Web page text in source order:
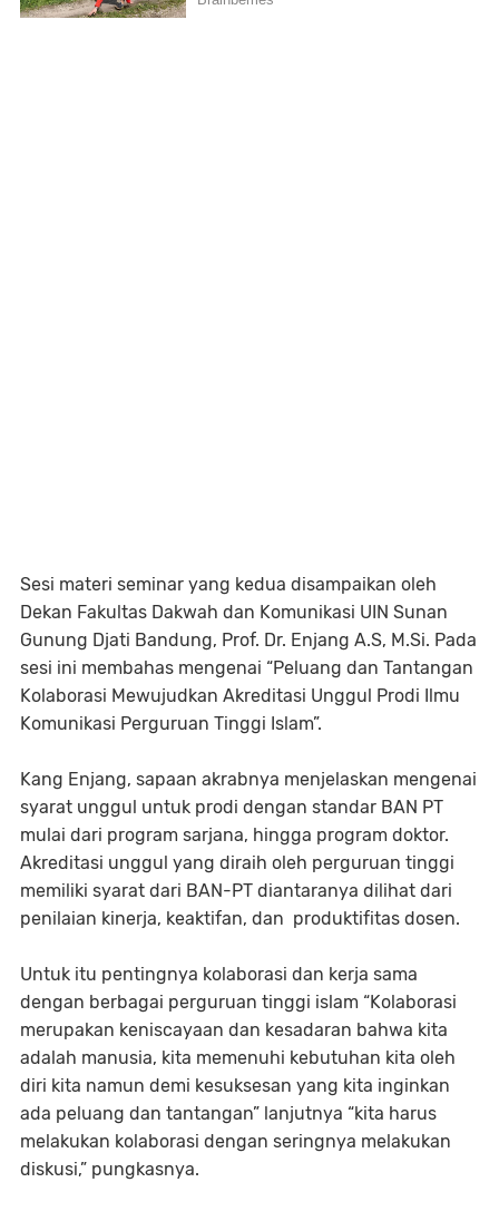
Sesi materi seminar yang kedua disampaikan oleh
Dekan Fakultas Dakwah dan Komunikasi UIN Sunan
Gunung Djati Bandung, Prof. Dr. Enjang A.S, M.Si. Pada
sesi ini membahas mengenai “Peluang dan Tantangan
Kolaborasi Mewujudkan Akreditasi Unggul Prodi Ilmu
Komunikasi Perguruan Tinggi Islam”.
Kang Enjang, sapaan akrabnya menjelaskan mengenai
syarat unggul untuk prodi dengan standar BAN PT
mulai dari program sarjana, hingga program doktor.
Akreditasi unggul yang diraih oleh perguruan tinggi
memiliki syarat dari BAN-PT diantaranya dilihat dari
penilaian kinerja, keaktifan, dan produktifitas dosen.
Untuk itu pentingnya kolaborasi dan kerja sama
dengan berbagai perguruan tinggi islam “Kolaborasi
merupakan keniscayaan dan kesadaran bahwa kita
adalah manusia, kita memenuhi kebutuhan kita oleh
diri kita namun demi kesuksesan yang kita inginkan
ada peluang dan tantangan” lanjutnya “kita harus
melakukan kolaborasi dengan seringnya melakukan
diskusi,” pungkasnya.